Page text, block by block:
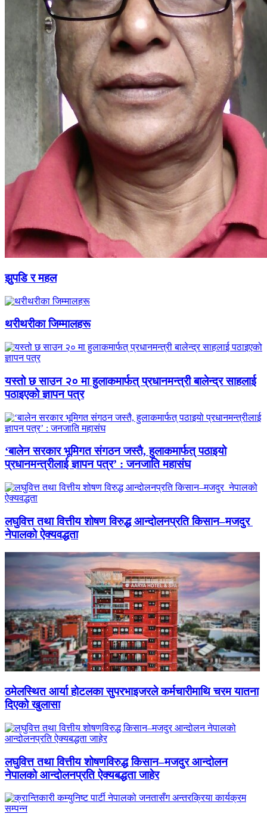
झुपडि र महल
थरीथरीका जिम्मालहरू
यस्तो छ साउन २० मा हुलाकमार्फत् प्रधानमन्त्री बालेन्द्र साहलाई
पठाइएको ज्ञापन पत्र
‘बालेन सरकार भूमिगत संगठन जस्तै, हुलाकमार्फत् पठाइयो
प्रधानमन्त्रीलाई ज्ञापन पत्र’ : जनजाति महासंघ
लघुवित्त तथा वित्तीय शोषण विरुद्ध आन्दोलनप्रति किसान–मजदुर
नेपालको ऐक्यवद्धता
ठमेलस्थित आर्या होटलका सुपरभाइजरले कर्मचारीमाथि चरम यातना
दिएको खुलासा
लघुवित्त तथा वित्तीय शोषणविरुद्ध किसान–मजदुर आन्दोलन
नेपालको आन्दोलनप्रति ऐक्यबद्धता जाहेर